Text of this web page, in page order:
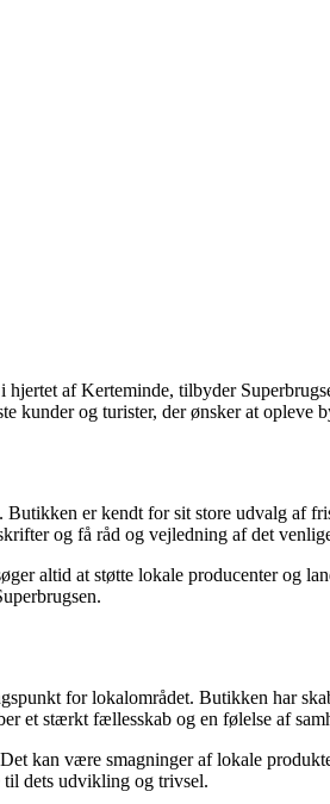
af Kerteminde, tilbyder
og turister, der ønsker at opleve
er kendt for sit store udvalg af
og få råd og vejledning af det
altid at støtte lokale producenter og
for lokalområdet. Butikken har
et stærkt fællesskab og en følelse af
kan være smagninger af lokale
til dets udvikling og trivsel.